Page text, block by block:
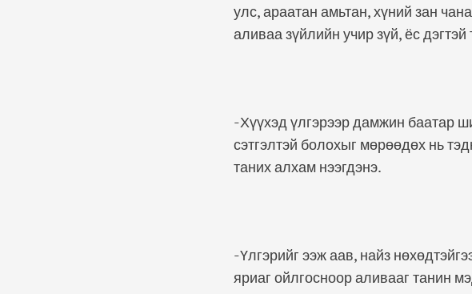
улс, араатан амьтан, хүний зан
аливаа зүйлийн учир зүй, ёс
-Хүүхэд үлгэрээр дамжин баатар
сэтгэлтэй болохыг мөрөөдөх нь
таних алхам нээгдэнэ.
-Үлгэрийг ээж аав, найз
яриаг ойлгосноор аливааг танин